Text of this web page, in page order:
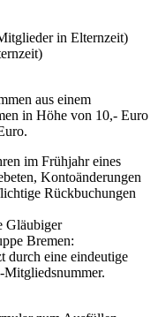
in Elternzeit)
aus einem
in Höhe von 10,- Euro
Euro.
im Frühjahr eines
Kontoänderungen
Rückbuchungen
Gläubiger
Bremen:
durch eine eindeutige
Mitgliedsnummer.